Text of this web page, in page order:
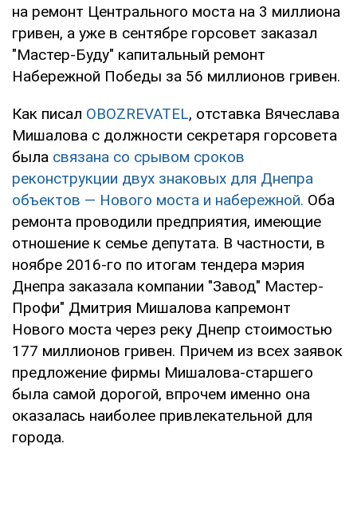
на ремонт Центрального моста на 3 миллиона
гривен, а уже в сентябре горсовет заказал
"Мастер-Буду" капитальный ремонт
Набережной Победы за 56 миллионов гривен.
Как писал OBOZREVATEL, отставка Вячеслава
Мишалова с должности секретаря горсовета
была связана со срывом сроков
реконструкции двух знаковых для Днепра
объектов — Нового моста и набережной. Оба
ремонта проводили предприятия, имеющие
отношение к семье депутата. В частности, в
ноябре 2016-го по итогам тендера мэрия
Днепра заказала компании "Завод" Мастер-
Профи" Дмитрия Мишалова капремонт
Нового моста через реку Днепр стоимостью
177 миллионов гривен. Причем из всех заявок
предложение фирмы Мишалова-старшего
была самой дорогой, впрочем именно она
оказалась наиболее привлекательной для
города.